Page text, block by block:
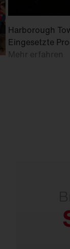
Harborough
Eingesetzte
Mehr erfahren